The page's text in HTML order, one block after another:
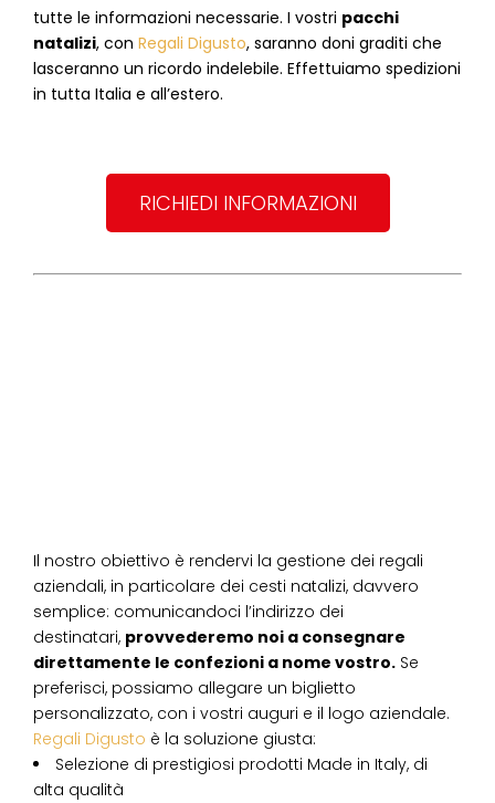
tutte le informazioni necessarie. I vostri pacchi
natalizi, con Regali Digusto, saranno doni graditi che
lasceranno un ricordo indelebile. Effettuiamo spedizioni
in tutta Italia e all’estero.
RICHIEDI INFORMAZIONI
Il nostro obiettivo è rendervi la gestione dei regali
aziendali, in particolare dei cesti natalizi, davvero
semplice: comunicandoci l’indirizzo dei
destinatari, provvederemo noi a consegnare
direttamente le confezioni a nome vostro. Se
preferisci, possiamo allegare un biglietto
personalizzato, con i vostri auguri e il logo aziendale.
Regali Digusto è la soluzione giusta:
Selezione di prestigiosi prodotti Made in Italy, di
alta qualità